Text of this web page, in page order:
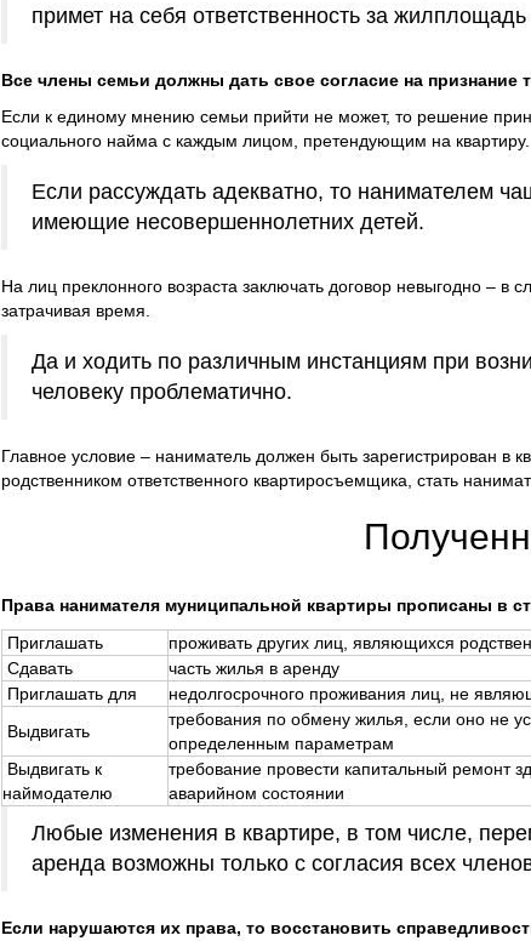
примет на себя ответственность за
Все члены семьи должны дать свое согласие на признание
Если к единому мнению семьи прийти не может, то решение
социального найма с каждым лицом, претендующим на квартиру.
Если рассуждать адекватно, то нанимателем
имеющие несовершеннолетних детей.
На лиц преклонного возраста заключать договор невыгодно –
затрачивая время.
Да и ходить по различным инстанциям при
человеку проблематично.
Главное условие – наниматель должен быть зарегистрирован в
родственником ответственного квартиросъемщика, стать
Права нанимателя муниципальной квартиры прописаны в
Приглашать
проживать других лиц, являющихся
Сдавать
часть жилья в аренду
Приглашать для
недолгосрочного проживания лиц, не
Выдвигать
требования по обмену жилья, если оно не
определенным параметрам
Выдвигать к
наймодателю
требование провести капитальный ремонт
аварийном состоянии
Любые изменения в квартире, в том числе,
аренда возможны только с согласия всех
Если нарушаются их права, то восстановить